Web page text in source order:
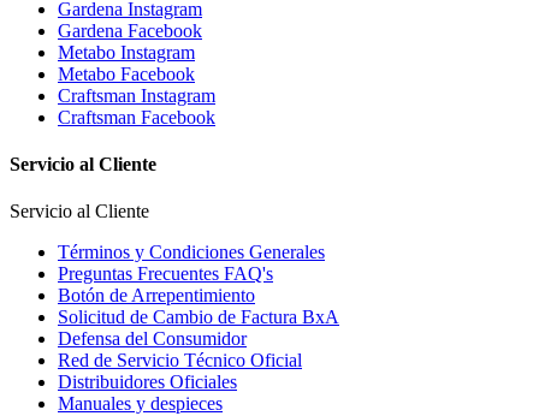
Gardena Instagram
Gardena Facebook
Metabo Instagram
Metabo Facebook
Craftsman Instagram
Craftsman Facebook
Servicio al Cliente
Servicio al Cliente
Términos y Condiciones Generales
Preguntas Frecuentes FAQ's
Botón de Arrepentimiento
Solicitud de Cambio de Factura BxA
Defensa del Consumidor
Red de Servicio Técnico Oficial
Distribuidores Oficiales
Manuales y despieces